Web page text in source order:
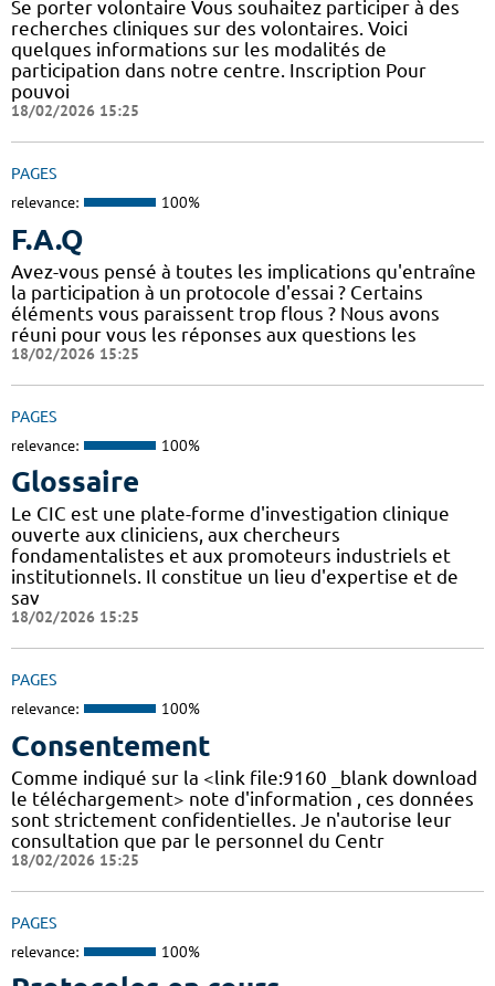
Se porter volontaire Vous souhaitez participer à des
recherches cliniques sur des volontaires. Voici
quelques informations sur les modalités de
participation dans notre centre. Inscription Pour
pouvoi
18/02/2026 15:25
PAGES
relevance: 100%
F.A.Q
Avez-vous pensé à toutes les implications qu'entraîne
la participation à un protocole d'essai ? Certains
éléments vous paraissent trop flous ? Nous avons
réuni pour vous les réponses aux questions les
18/02/2026 15:25
PAGES
relevance: 100%
Glossaire
Le CIC est une plate-forme d'investigation clinique
ouverte aux cliniciens, aux chercheurs
fondamentalistes et aux promoteurs industriels et
institutionnels. Il constitue un lieu d'expertise et de
sav
18/02/2026 15:25
PAGES
relevance: 100%
Consentement
Comme indiqué sur la <link file:9160 _blank download
le téléchargement> note d'information , ces données
sont strictement confidentielles. Je n'autorise leur
consultation que par le personnel du Centr
18/02/2026 15:25
PAGES
relevance: 100%